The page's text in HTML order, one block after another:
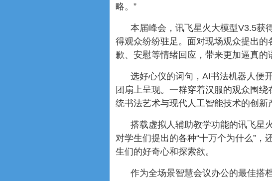
略。”
本届峰会，讯飞星火大模型V3.5获
得观众纷纷驻足。面对现场观众提出
歉、安慰等情绪回应，带来更加逼真的
选好心仪的词句，AI书法机器人便
团扇上呈现。一群穿着汉服的观众围
统书法艺术与现代人工智能技术的创新
搭载虚拟人辅助教学功能的讯飞星
对学生们提出的各种“十万个为什么”，
生们的好奇心和探索欲。
作为全场景智慧会议办公的最佳搭